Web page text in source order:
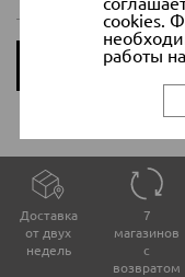
Доставка
от двух
недель
7
магазинов
с
возвратом
cookies.
работы